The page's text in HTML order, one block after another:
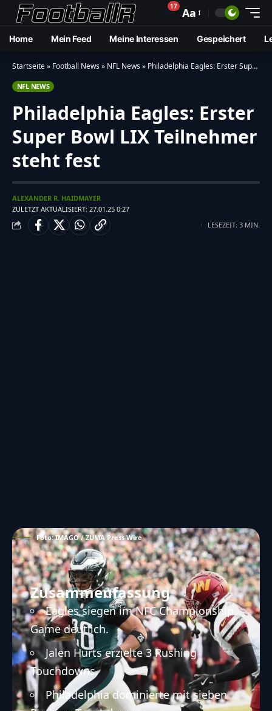
🔔17 Aa
Home Mein Feed Meine Interessen Gespeichert
Startseite» Football News» NFL News» Philadelphia Eagles: Erster Super Bowl LIX Teilnehmer steht fest
NFL NEWS
Philadelphia Eagles: Erster
Super Bowl LIX Teilnehmer
steht fest
ZULETZT AKTUALISIERT: 27.01.25 0:27
ALEXANDER R. HAIDMAYER
LESEZEIT: 3 MIN.
Foto: IMAGO / ZUMA Press Wire
Zusammenfassung
Eagles siegen im NFC Championship
Game deutlich.
Jalen Hurts erzielte 3 Rushing
Touchdowns.
Philadelphia dominierte mit sieben